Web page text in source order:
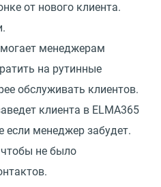
от нового клиента.
менеджерам
на рутинные
обслуживать клиентов.
клиента в ELMA365
если менеджер забудет.
не было